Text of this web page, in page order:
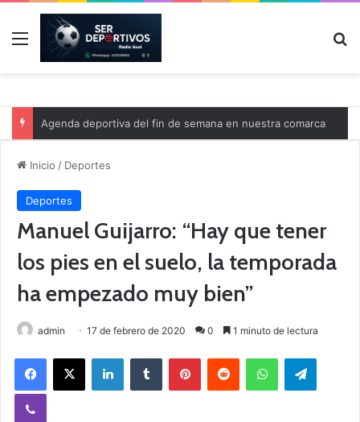
Menú
Agenda deportiva del fin de semana en nuestra comarca
Inicio / Deportes
Deportes
Manuel Guijarro: “Hay que tener
los pies en el suelo, la temporada
ha empezado muy bien”
admin 17 de febrero de 2020 0 1 minuto de lectura